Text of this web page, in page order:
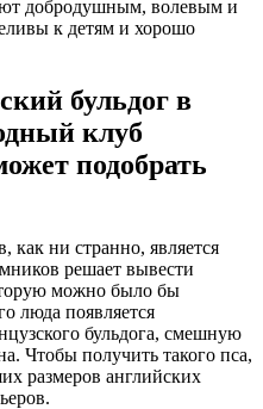
добродушным, волевым и
к детям и хорошо
бульдог в
клуб
подобрать
как ни странно, является
решает вывести
можно было бы
люда появляется
бульдога, смешную
Чтобы получить такого пса,
размеров английских